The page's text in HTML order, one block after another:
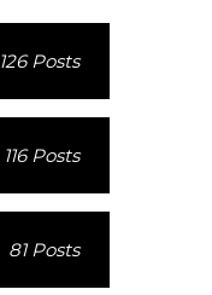
126 Posts
116 Posts
81 Posts